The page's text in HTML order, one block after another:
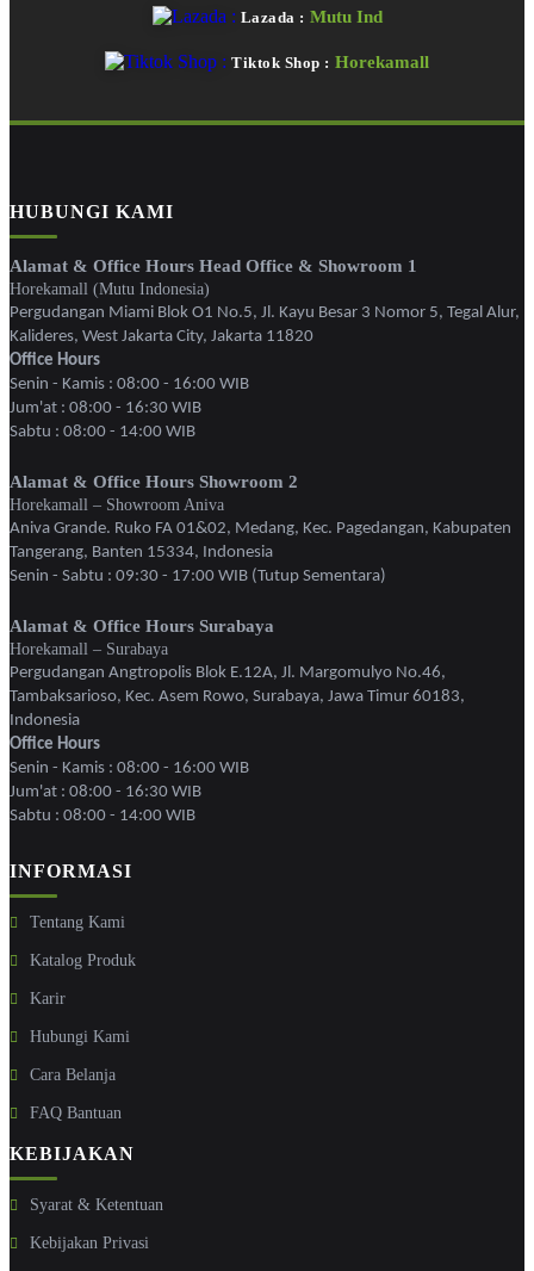
Lazada : Mutu Ind
Tiktok Shop : Horekamall
HUBUNGI KAMI
Alamat & Office Hours Head Office & Showroom 1
Horekamall (Mutu Indonesia)
Pergudangan Miami Blok O1 No.5, Jl. Kayu Besar 3 Nomor 5, Tegal Alur,
Kalideres, West Jakarta City, Jakarta 11820
Office Hours
Senin - Kamis : 08:00 - 16:00 WIB
Jum'at : 08:00 - 16:30 WIB
Sabtu : 08:00 - 14:00 WIB
Alamat & Office Hours Showroom 2
Horekamall – Showroom Aniva
Aniva Grande. Ruko FA 01&02, Medang, Kec. Pagedangan, Kabupaten
Tangerang, Banten 15334, Indonesia
Senin - Sabtu : 09:30 - 17:00 WIB (Tutup Sementara)
Alamat & Office Hours Surabaya
Horekamall – Surabaya
Pergudangan Angtropolis Blok E.12A, Jl. Margomulyo No.46,
Tambaksarioso, Kec. Asem Rowo, Surabaya, Jawa Timur 60183,
Indonesia
Office Hours
Senin - Kamis : 08:00 - 16:00 WIB
Jum'at : 08:00 - 16:30 WIB
Sabtu : 08:00 - 14:00 WIB
INFORMASI
Tentang Kami
Katalog Produk
Karir
Hubungi Kami
Cara Belanja
FAQ Bantuan
KEBIJAKAN
Syarat & Ketentuan
Kebijakan Privasi